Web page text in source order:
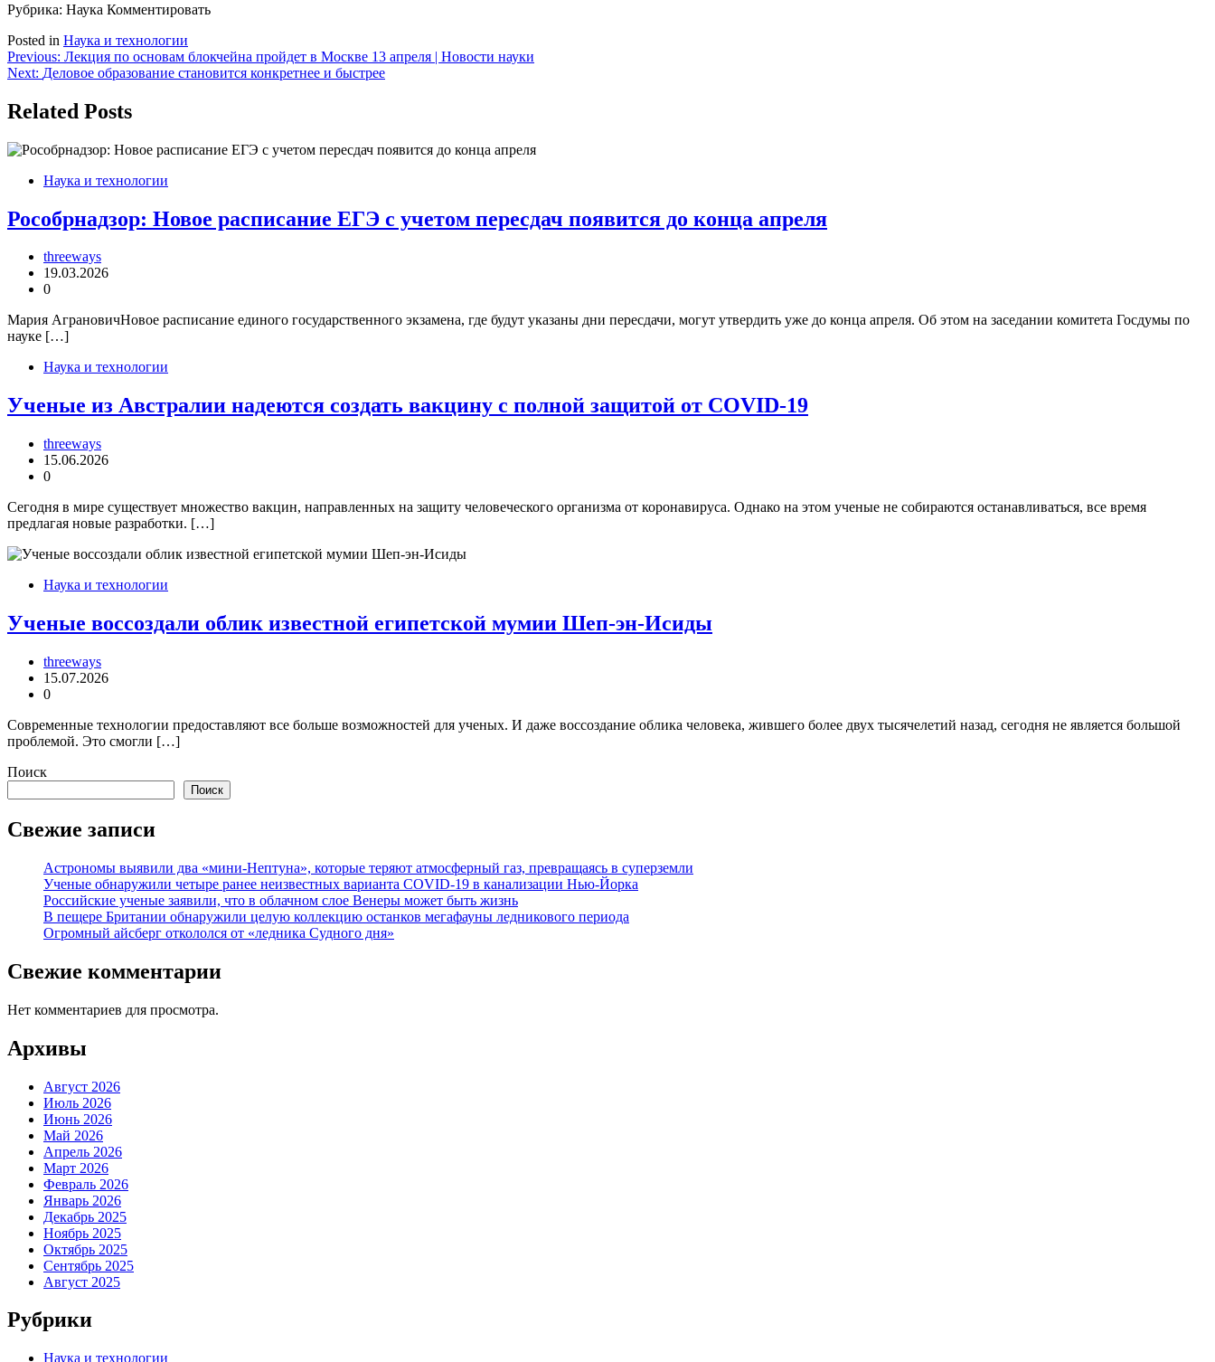
Рубрика: Наука Комментировать
Posted in Наука и технологии
Навигация
по
записям
Previous: Лекция по основам блокчейна пройдет в Москве 13 апреля | Новости науки
Next: Деловое образование становится конкретнее и быстрее
Related Posts
Наука и технологии
Рособрнадзор: Новое расписание ЕГЭ с учетом пересдач появится до конца апреля
threeways
19.03.2026
0
Мария АграновичНовое расписание единого государственного экзамена, где будут указаны дни пересдачи, могут утвердить уже до конца апреля. Об этом на заседании комитета Госдумы по
науке […]
Наука и технологии
Ученые из Австралии надеются создать вакцину с полной защитой от COVID-19
threeways
15.06.2026
0
Сегодня в мире существует множество вакцин, направленных на защиту человеческого организма от коронавируса. Однако на этом ученые не собираются останавливаться, все время
предлагая новые разработки. […]
Наука и технологии
Ученые воссоздали облик известной египетской мумии Шеп-эн-Исиды
threeways
15.07.2026
0
Современные технологии предоставляют все больше возможностей для ученых. И даже воссоздание облика человека, жившего более двух тысячелетий назад, сегодня не является большой
проблемой. Это смогли […]
Поиск
Поиск
Свежие записи
Астрономы выявили два «мини-Нептуна», которые теряют атмосферный газ, превращаясь в суперземли
Ученые обнаружили четыре ранее неизвестных варианта COVID-19 в канализации Нью-Йорка
Российские ученые заявили, что в облачном слое Венеры может быть жизнь
В пещере Британии обнаружили целую коллекцию останков мегафауны ледникового периода
Огромный айсберг откололся от «ледника Судного дня»
Свежие комментарии
Нет комментариев для просмотра.
Архивы
Август 2026
Июль 2026
Июнь 2026
Май 2026
Апрель 2026
Март 2026
Февраль 2026
Январь 2026
Декабрь 2025
Ноябрь 2025
Октябрь 2025
Сентябрь 2025
Август 2025
Рубрики
Наука и технологии